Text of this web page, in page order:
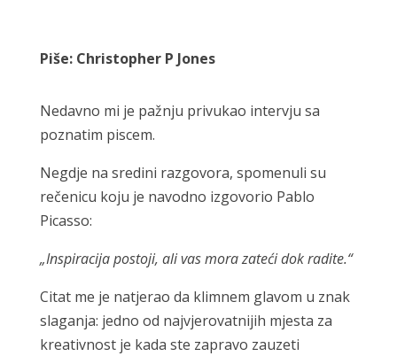
Piše: Christopher P Jones
Nedavno mi je pažnju privukao intervju sa
poznatim piscem.
Negdje na sredini razgovora, spomenuli su
rečenicu koju je navodno izgovorio Pablo
Picasso:
„Inspiracija postoji, ali vas mora zateći dok radite.“
Citat me je natjerao da klimnem glavom u znak
slaganja: jedno od najvjerovatnijih mjesta za
kreativnost je kada ste zapravo zauzeti